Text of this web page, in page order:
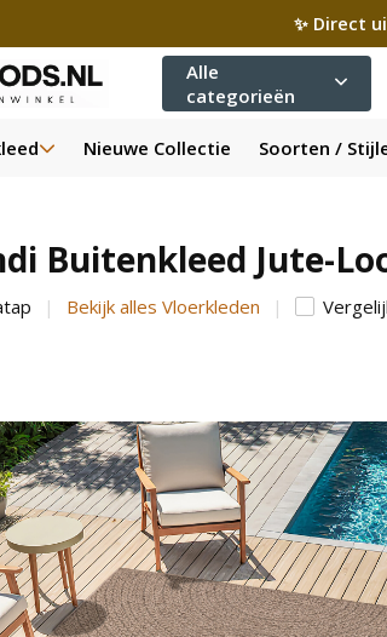
✨ Direct
Alle
categorieën
Nieuwe Collectie Soorten /
Buitenkleed Jute-
Bekijk alles Vloerkleden